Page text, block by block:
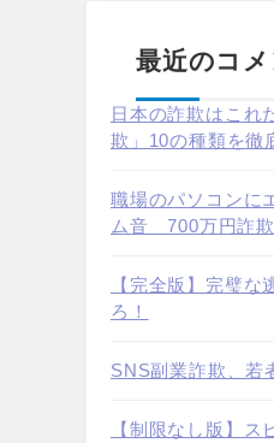
最近のコメ
日本の詐欺はこれ
欺」10の種類を徹
職場のパソコンに
ム音 700万円詐
【完全版】完璧な
ろ！
SNS副業詐欺、若
【制限なし版】ス